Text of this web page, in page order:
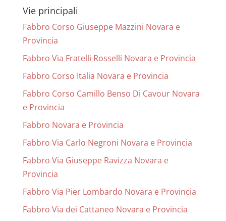
Vie principali
Fabbro Corso Giuseppe Mazzini Novara e
Provincia
Fabbro Via Fratelli Rosselli Novara e Provincia
Fabbro Corso Italia Novara e Provincia
Fabbro Corso Camillo Benso Di Cavour Novara
e Provincia
Fabbro Novara e Provincia
Fabbro Via Carlo Negroni Novara e Provincia
Fabbro Via Giuseppe Ravizza Novara e
Provincia
Fabbro Via Pier Lombardo Novara e Provincia
Fabbro Via dei Cattaneo Novara e Provincia